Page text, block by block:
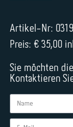
Artikel-Nr:
Preis: € 35,00
Sie möchten
Kontaktieren